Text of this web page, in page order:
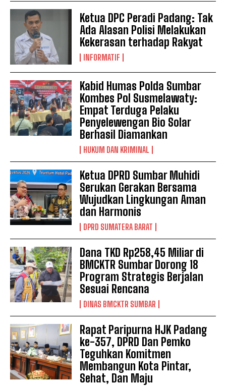
Ketua DPC Peradi Padang: Tak
Ada Alasan Polisi Melakukan
Kekerasan terhadap Rakyat
INFORMATIF
Kabid Humas Polda Sumbar
Kombes Pol Susmelawaty:
Empat Terduga Pelaku
Penyelewengan Bio Solar
Berhasil Diamankan
HUKUM DAN KRIMINAL
Ketua DPRD Sumbar Muhidi
Serukan Gerakan Bersama
Wujudkan Lingkungan Aman
dan Harmonis
DPRD SUMATERA BARAT
Dana TKD Rp258,45 Miliar di
BMCKTR Sumbar Dorong 18
Program Strategis Berjalan
Sesuai Rencana
DINAS BMCKTR SUMBAR
Rapat Paripurna HJK Padang
ke-357, DPRD Dan Pemko
Teguhkan Komitmen
Membangun Kota Pintar,
Sehat, Dan Maju